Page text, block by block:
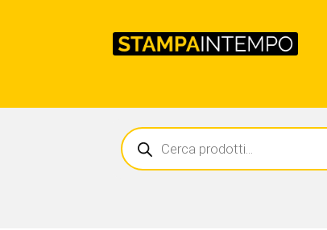
Ricerca
prodotti